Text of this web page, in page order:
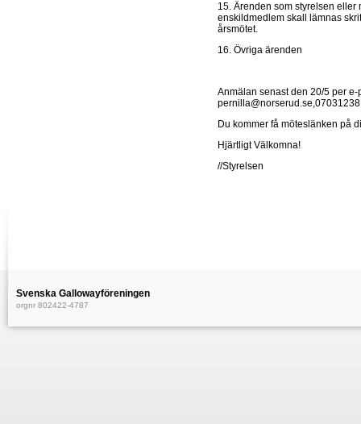
15. Ärenden som styrelsen eller
enskildmedlem skall lämnas
årsmötet.
16. Övriga ärenden
Anmälan senast den 20/5 per e-
Du kommer få möteslänken på
Hjärtligt Välkomna!
//Styrelsen
Svenska Gallowayföreningen
orgnr 802422-4787